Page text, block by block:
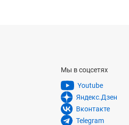
Мы в соцсетях
Youtube
Яндекс.Дзен
Вконтакте
Telegram